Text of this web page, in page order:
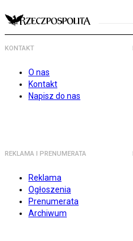
KONTAKT
O nas
Kontakt
Napisz do nas
REKLAMA I PRENUMERATA
Reklama
Ogłoszenia
Prenumerata
Archiwum